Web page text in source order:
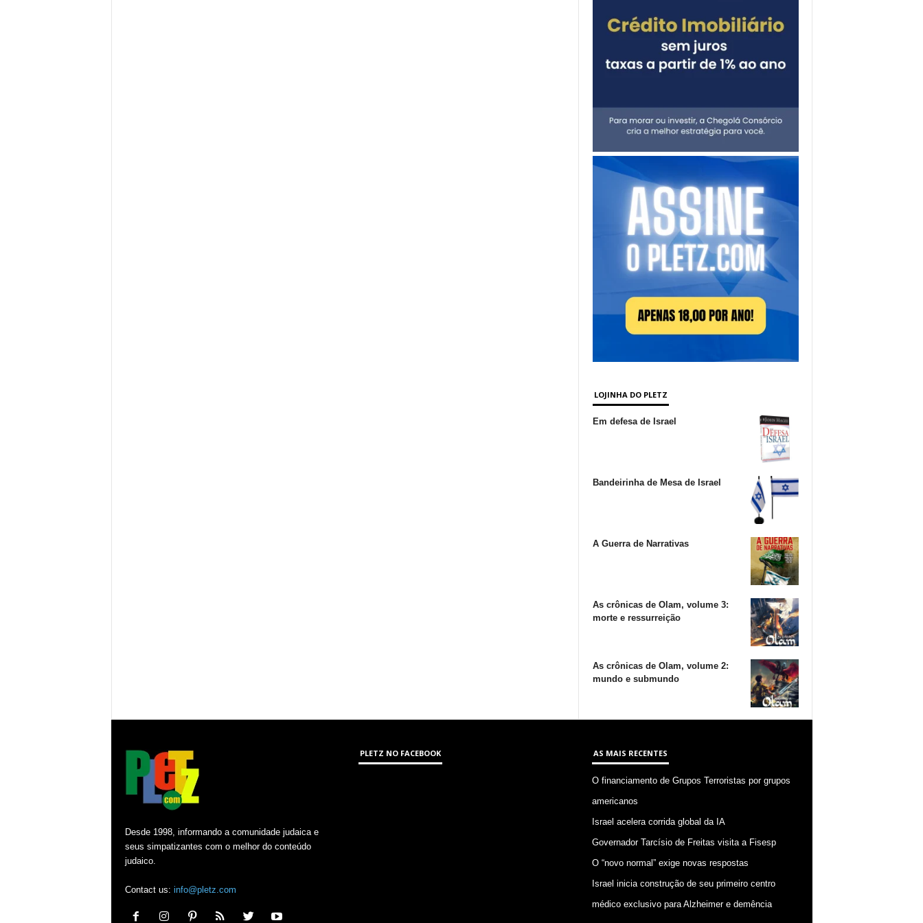
LOJINHA DO PLETZ
Em defesa de Israel
Bandeirinha de Mesa de Israel
A Guerra de Narrativas
As crônicas de Olam, volume 3:
morte e ressurreição
As crônicas de Olam, volume 2:
mundo e submundo
Desde 1998, informando a comunidade judaica e
seus simpatizantes com o melhor do conteúdo
judaico.
Contact us: info@pletz.com
PLETZ NO FACEBOOK AS MAIS RECENTES
O financiamento de Grupos Terroristas por grupos
americanos
Israel acelera corrida global da IA
Governador Tarcísio de Freitas visita a Fisesp
O “novo normal” exige novas respostas
Israel inicia construção de seu primeiro centro
médico exclusivo para Alzheimer e demência